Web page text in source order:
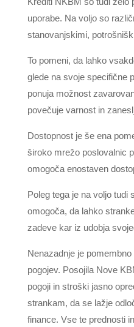
uporabe. Na voljo so
stanovanjskimi,
To pomeni, da lahko
glede na svoje specifične
ponuja možnost
povečuje varnost in
Dostopnost je še ena
široko mrežo poslovalnic
omogoča enostaven
Poleg tega je na voljo tudi
omogoča, da lahko
zadeve kar iz udobja
Nenazadnje je
pogojev. Posojila Nove
pogoji in stroški jasno
strankam, da se lažje
finance. Vse te prednosti